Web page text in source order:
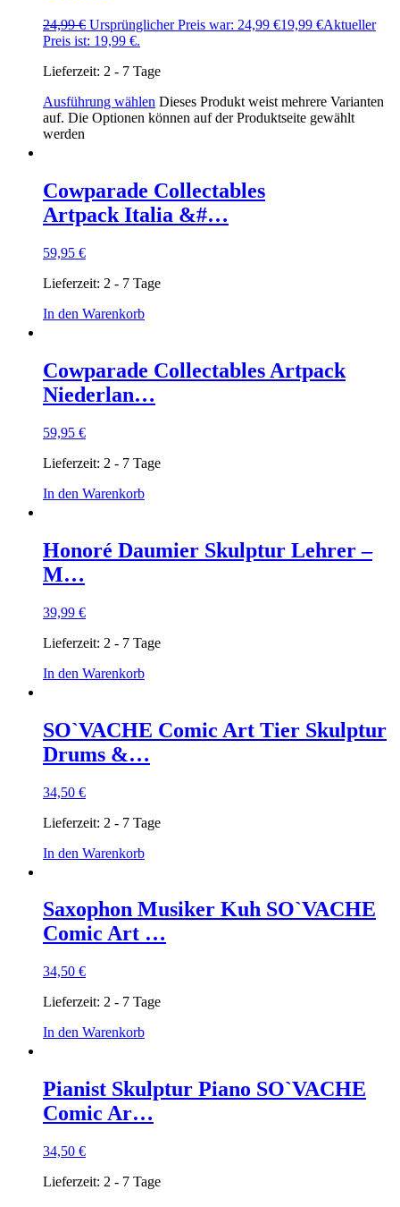
24,99€ Ursprünglicher Preis war: 24,99 €19,99 €Aktueller
Preis ist: 19,99 €.
Lieferzeit: 2 - 7 Tage
Ausführung wählen Dieses Produkt weist mehrere Varianten
auf. Die Optionen können auf der Produktseite gewählt
werden
Cowparade Collectables
Artpack Italia &#…
59,95 €
Lieferzeit: 2 - 7 Tage
In den Warenkorb
Cowparade Collectables Artpack
Niederlan…
59,95 €
Lieferzeit: 2 - 7 Tage
In den Warenkorb
Honoré Daumier Skulptur Lehrer –
M…
39,99 €
Lieferzeit: 2 - 7 Tage
In den Warenkorb
SO`VACHE Comic Art Tier Skulptur
Drums &…
34,50 €
Lieferzeit: 2 - 7 Tage
In den Warenkorb
Saxophon Musiker Kuh SO`VACHE
Comic Art …
34,50 €
Lieferzeit: 2 - 7 Tage
In den Warenkorb
Pianist Skulptur Piano SO`VACHE
Comic Ar…
34,50 €
Lieferzeit: 2 - 7 Tage